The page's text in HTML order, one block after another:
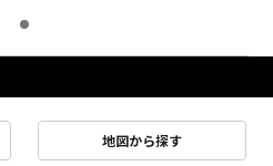
地図から探す